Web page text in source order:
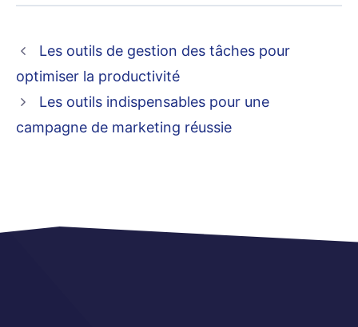
Les outils de gestion des tâches pour
optimiser la productivité
Les outils indispensables pour une
campagne de marketing réussie